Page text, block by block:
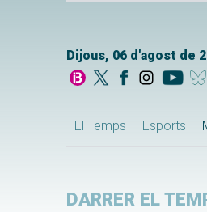
Dijous, 06 d'agost de
El Temps Esports
DARRER EL